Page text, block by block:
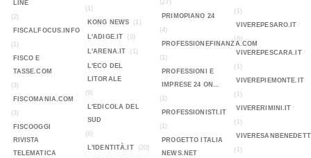
LINE
(2)
FISCALFOCUS.INFO
(1)
FISCO E
TASSE.COM
(3)
FISCOMANIA.COM
(3)
FISCOOGGI
RIVISTA
TELEMATICA
(1)
KONG NEWS
(1)
L'ADIGE.IT (0)
L'ARENA.IT (1)
L'ECO DEL
LITORALE
(9)
L'EDICOLA DEL
SUD
(8)
L'IDENTITÀ.IT
(20)
(27)
PRIMOPIANO 24
(4)
PROFESSIONEFINANZA.COM
(1)
PROFESSIONI E
IMPRESE 24 ON...
(1)
PROFESSIONISTI.IT
(1)
PROGETTO ITALIA
NEWS.NET
(1)
VIVEREPESARO.IT
(6)
VIVEREPESCARA.IT
(1)
VIVEREPIEMONTE.IT
(1)
VIVERERIMINI.IT
(1)
(1)